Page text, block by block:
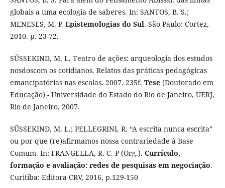
globais a uma ecologia de saberes. In: SANTOS, B. S.;
MENESES, M. P. Epistemologias do Sul. São Paulo: Cortez,
2010. p. 23-72.
SÜSSEKIND, M. L. Teatro de ações: arqueologia dos estudos
nosdoscom os cotidianos. Relatos das práticas pedagógicas
emancipatórias nas escolas. 2007. 235f. Tese(Doutorado em
Educação) - Universidade do Estado do Rio de Janeiro, UERJ,
Rio de Janeiro, 2007.
SÜSSEKIND, M. L.; PELLEGRINI, R. “A escrita nunca escrita”
ou por que (re)afirmamos nossa contrariedade à Base
Comum. In: FRANGELLA, R. C. P (Org.). Currículo,
formação e avaliação: redes de pesquisas em negociação.
Curitiba: Editora CRV, 2016, p.129-150